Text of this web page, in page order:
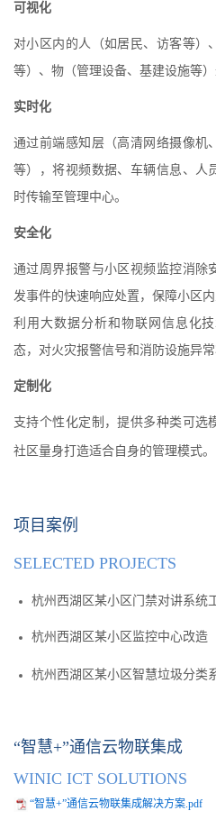
可视化
对小区内的人（如居民、访客等）
等）、物（管理设备、基建设施等
实时化
通过前端感知层（高清网络摄像机
等），将视频数据、车辆信息、人
时传输至管理中心。
安全化
通过周界报警与小区视频监控消除
发事件的快速响应处置，保障小区内
利用大数据分析和物联网信息化
态，对火灾报警信号和消防设施异常
定制化
支持个性化定制，提供多种类可选
社区量身打造适合自身的管理模式。
项目案例
SELECTED PROJECTS
杭州西湖区某小区门禁对讲系统
杭州西湖区某小区监控中心改造
杭州西湖区某小区智慧垃圾分类
“智慧+”通信云物联集成
WINIC ICT SOLUTIONS
“智慧+”通信云物联集成解决方案.pdf